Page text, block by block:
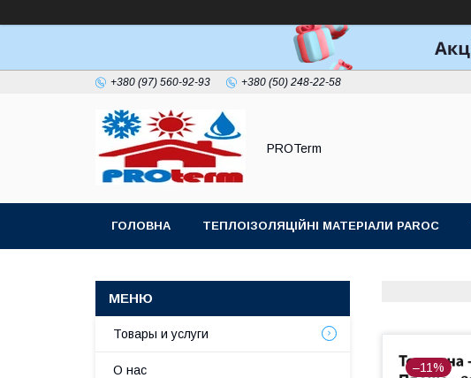
+380 (97) 560-92-93 +380 (50) 248-22-58
PROTerm
ГОЛОВНА ТЕПЛОІЗОЛЯЦІЙНІ МАТЕРІАЛИ PAROC
–11%
Товары и услуги
О нас